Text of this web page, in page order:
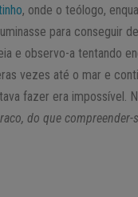
, onde o teólogo,
para conseguir
e observo-a tentando
vezes até o mar e
fazer era impossível.
do que